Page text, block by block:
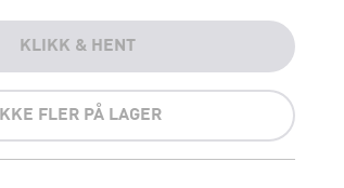
KLIKK & HENT
IKKE FLER PÅ LAGER